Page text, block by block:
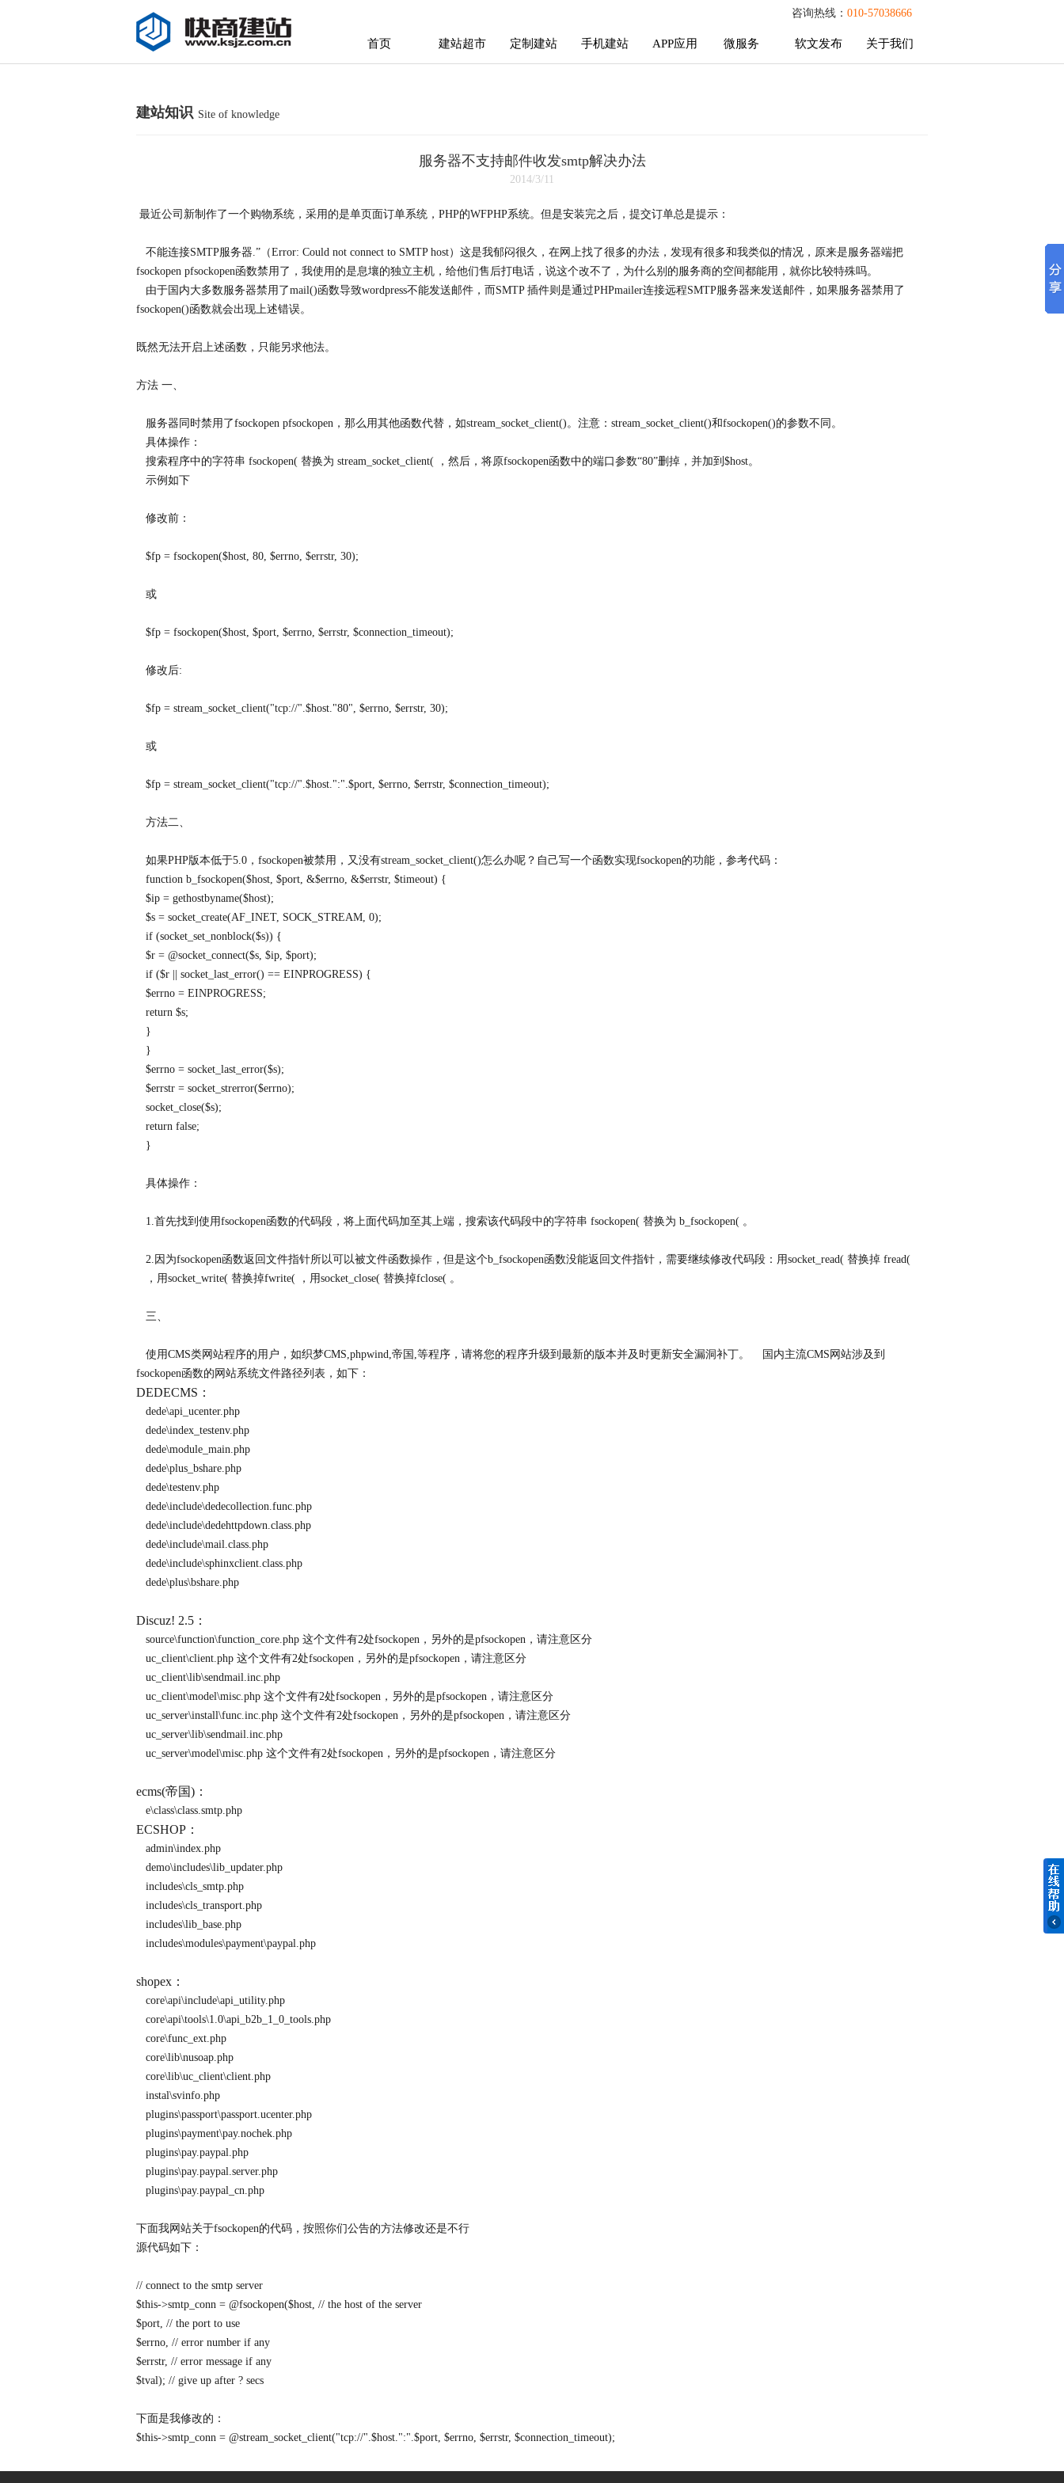
咨询热线： 010-57038666
关于我们
关于我们
软文发布
软文发布
微服务
微服务
APP应用
APP应用
手机建站
手机建站
定制建站
定制建站
建站超市
建站超市
首页
首页
建站知识 Site of knowledge
服务器不支持邮件收发smtp解决办法
2014/3/11
最近公司新制作了一个购物系统，采用的是单页面订单系统，PHP的WFPHP系统。但是安装完之后，提交订单总是提示：
不能连接SMTP服务器.”（Error: Could not connect to SMTP host）这是我郁闷很久，在网上找了很多的办法，发现有很多和我类似的情况，原来是服务器端把
fsockopen pfsockopen函数禁用了，我使用的是息壤的独立主机，给他们售后打电话，说这个改不了，为什么别的服务商的空间都能用，就你比较特殊吗。
由于国内大多数服务器禁用了mail()函数导致wordpress不能发送邮件，而SMTP 插件则是通过PHPmailer连接远程SMTP服务器来发送邮件，如果服务器禁用了
fsockopen()函数就会出现上述错误。
既然无法开启上述函数，只能另求他法。
方法 一、
服务器同时禁用了fsockopen pfsockopen，那么用其他函数代替，如stream_socket_client()。注意：stream_socket_client()和fsockopen()的参数不同。
具体操作：
搜索程序中的字符串 fsockopen( 替换为 stream_socket_client( ，然后，将原fsockopen函数中的端口参数“80”删掉，并加到$host。
示例如下
修改前：
$fp = fsockopen($host, 80, $errno, $errstr, 30);
或
$fp = fsockopen($host, $port, $errno, $errstr, $connection_timeout);
修改后:
$fp = stream_socket_client("tcp://".$host."80", $errno, $errstr, 30);
或
$fp = stream_socket_client("tcp://".$host.":".$port, $errno, $errstr, $connection_timeout);
方法二、
如果PHP版本低于5.0，fsockopen被禁用，又没有stream_socket_client()怎么办呢？自己写一个函数实现fsockopen的功能，参考代码：
function b_fsockopen($host, $port, &$errno, &$errstr, $timeout) {
$ip = gethostbyname($host);
$s = socket_create(AF_INET, SOCK_STREAM, 0);
if (socket_set_nonblock($s)) {
$r = @socket_connect($s, $ip, $port);
if ($r || socket_last_error() == EINPROGRESS) {
$errno = EINPROGRESS;
return $s;
}
}
$errno = socket_last_error($s);
$errstr = socket_strerror($errno);
socket_close($s);
return false;
}
具体操作：
1.首先找到使用fsockopen函数的代码段，将上面代码加至其上端，搜索该代码段中的字符串 fsockopen( 替换为 b_fsockopen( 。
2.因为fsockopen函数返回文件指针所以可以被文件函数操作，但是这个b_fsockopen函数没能返回文件指针，需要继续修改代码段：用socket_read( 替换掉 fread(
，用socket_write( 替换掉fwrite( ，用socket_close( 替换掉fclose( 。
三、
使用CMS类网站程序的用户，如织梦CMS,phpwind,帝国,等程序，请将您的程序升级到最新的版本并及时更新安全漏洞补丁。 国内主流CMS网站涉及到
fsockopen函数的网站系统文件路径列表，如下：
DEDECMS：
dede\api_ucenter.php
dede\index_testenv.php
dede\module_main.php
dede\plus_bshare.php
dede\testenv.php
dede\include\dedecollection.func.php
dede\include\dedehttpdown.class.php
dede\include\mail.class.php
dede\include\sphinxclient.class.php
dede\plus\bshare.php
Discuz! 2.5：
source\function\function_core.php 这个文件有2处fsockopen，另外的是pfsockopen，请注意区分
uc_client\client.php 这个文件有2处fsockopen，另外的是pfsockopen，请注意区分
uc_client\lib\sendmail.inc.php
uc_client\model\misc.php 这个文件有2处fsockopen，另外的是pfsockopen，请注意区分
uc_server\install\func.inc.php 这个文件有2处fsockopen，另外的是pfsockopen，请注意区分
uc_server\lib\sendmail.inc.php
uc_server\model\misc.php 这个文件有2处fsockopen，另外的是pfsockopen，请注意区分
ecms(帝国)：
e\class\class.smtp.php
ECSHOP：
admin\index.php
demo\includes\lib_updater.php
includes\cls_smtp.php
includes\cls_transport.php
includes\lib_base.php
includes\modules\payment\paypal.php
shopex：
core\api\include\api_utility.php
core\api\tools\1.0\api_b2b_1_0_tools.php
core\func_ext.php
core\lib\nusoap.php
core\lib\uc_client\client.php
instal\svinfo.php
plugins\passport\passport.ucenter.php
plugins\payment\pay.nochek.php
plugins\pay.paypal.php
plugins\pay.paypal.server.php
plugins\pay.paypal_cn.php
下面我网站关于fsockopen的代码，按照你们公告的方法修改还是不行
源代码如下：
// connect to the smtp server
$this->smtp_conn = @fsockopen($host, // the host of the server
$port, // the port to use
$errno, // error number if any
$errstr, // error message if any
$tval); // give up after ? secs
下面是我修改的：
$this->smtp_conn = @stream_socket_client("tcp://".$host.":".$port, $errno, $errstr, $connection_timeout);